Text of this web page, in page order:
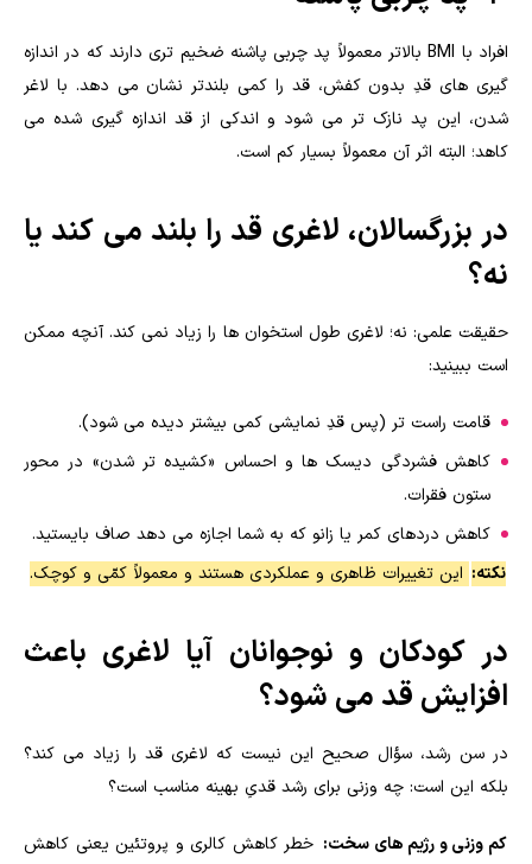
افراد با BMI بالاتر معمولاً پد چربی پاشنه ضخیم تری دارند که در اندازه
گیری های قدِ بدون کفش، قد را کمی بلندتر نشان می دهد. با لاغر
شدن، این پد نازک تر می شود و اندکی از قد اندازه گیری شده می
کاهد؛ البته اثر آن معمولاً بسیار کم است.
در بزرگسالان، لاغری قد را بلند می کند یا
نه؟
حقیقت علمی: نه؛ لاغری طول استخوان ها را زیاد نمی کند. آنچه ممکن
است ببینید:
قامت راست تر (پس قدِ نمایشی کمی بیشتر دیده می شود).
کاهش فشردگی دیسک ها و احساس «کشیده تر شدن» در محور
ستون فقرات.
کاهش دردهای کمر یا زانو که به شما اجازه می دهد صاف بایستید.
نکته: این تغییرات ظاهری و عملکردی هستند و معمولاً کمّی و کوچک.
در کودکان و نوجوانان آیا لاغری باعث
افزایش قد می شود؟
در سن رشد، سؤال صحیح این نیست که لاغری قد را زیاد می کند؟
بلکه این است: چه وزنی برای رشد قدیِ بهینه مناسب است؟
کم وزنی و رژیم های سخت: خطر کاهش کالری و پروتئین یعنی کاهش